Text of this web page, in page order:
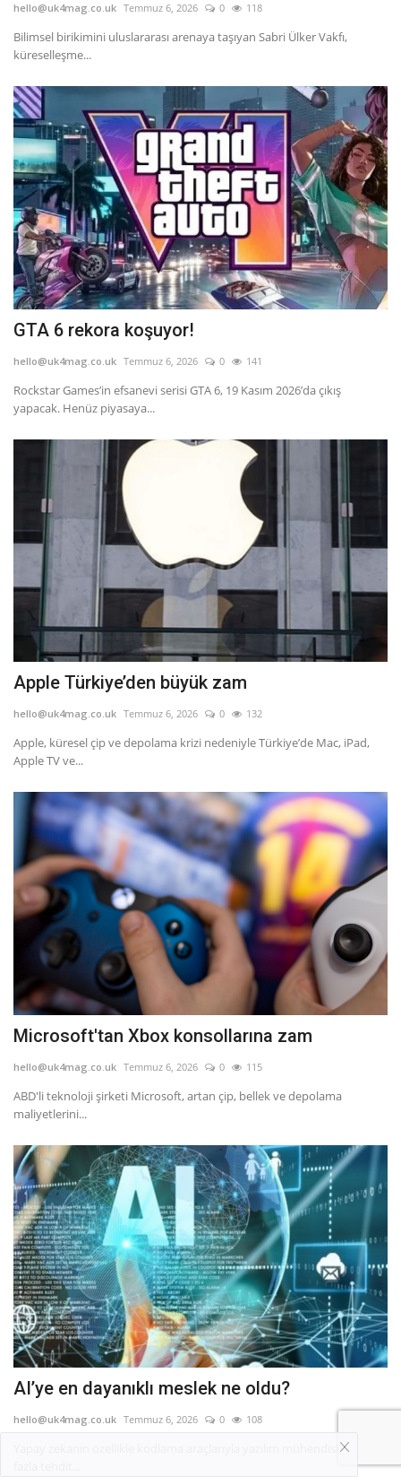
hello@uk4mag.co.uk Temmuz 6, 2026 0 118
Bilimsel birikimini uluslararası arenaya taşıyan Sabri Ülker Vakfı,
küreselleşme...
GTA 6 rekora koşuyor!
hello@uk4mag.co.uk Temmuz 6, 2026 0 141
Rockstar Games’in efsanevi serisi GTA 6, 19 Kasım 2026’da çıkış
yapacak. Henüz piyasaya...
Apple Türkiye’den büyük zam
hello@uk4mag.co.uk Temmuz 6, 2026 0 132
Apple, küresel çip ve depolama krizi nedeniyle Türkiye’de Mac, iPad,
Apple TV ve...
Microsoft'tan Xbox konsollarına zam
hello@uk4mag.co.uk Temmuz 6, 2026 0 115
ABD'li teknoloji şirketi Microsoft, artan çip, bellek ve depolama
maliyetlerini...
AI’ye en dayanıklı meslek ne oldu?
hello@uk4mag.co.uk Temmuz 6, 2026 0 108
Yapay zekanın özellikle kodlama araçlarıyla yazılım mühendisliğini en